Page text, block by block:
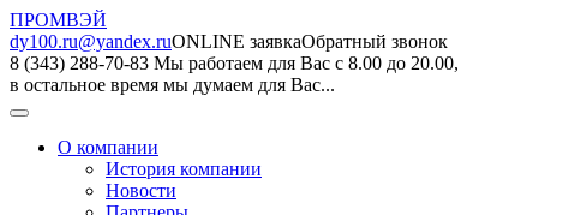
ПРОМВЭЙ
dy100.ru@yandex.ruONLINE заявкаОбратный звонок
8 (343) 288-70-83 Мы работаем для Вас с 8.00 до 20.00,
в остальное время мы думаем для Вас...
О компании
История компании
Новости